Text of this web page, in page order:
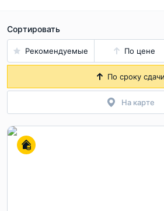
Сортировать
Рекомендуемые По цене
По сроку сдачи
На карте